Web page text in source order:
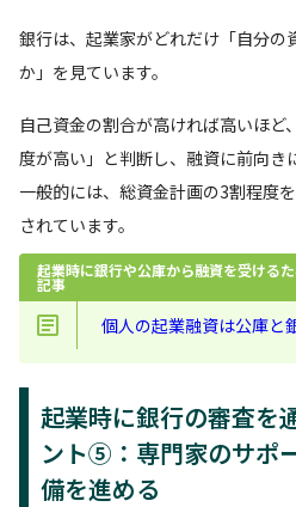
銀行は、起業家がどれだけ「自分の
か」を見ています。
自己資金の割合が高ければ高いほど
度が高い」と判断し、融資に前向き
一般的には、総資金計画の3割程度
されています。
起業時に銀行や公庫から融資を受ける
記事
個人の起業融資は公庫と
起業時に銀行の審査を
ント⑤：専門家のサポ
備を進める